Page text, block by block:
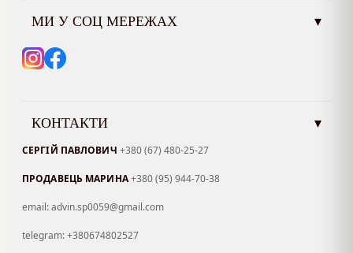
МИ У СОЦ МЕРЕЖАХ ▾
КОНТАКТИ ▾
СЕРГІЙ ПАВЛОВИЧ +380 (67) 480-25-27
ПРОДАВЕЦЬ МАРИНА+380 (95) 944-70-38
email: advin.sp0059@gmail.com
telegram: +380674802527